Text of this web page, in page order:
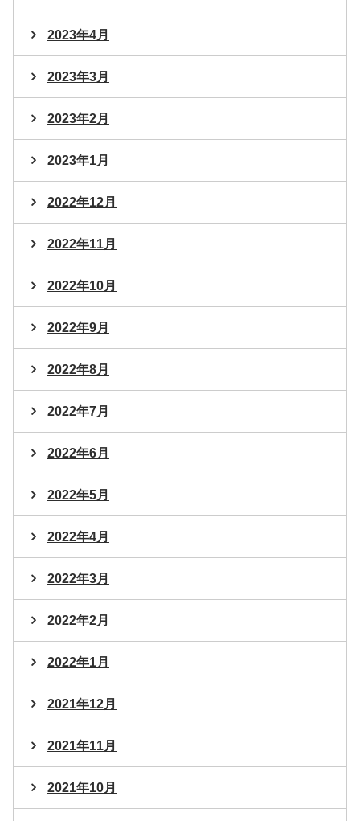
2023年4月
2023年3月
2023年2月
2023年1月
2022年12月
2022年11月
2022年10月
2022年9月
2022年8月
2022年7月
2022年6月
2022年5月
2022年4月
2022年3月
2022年2月
2022年1月
2021年12月
2021年11月
2021年10月